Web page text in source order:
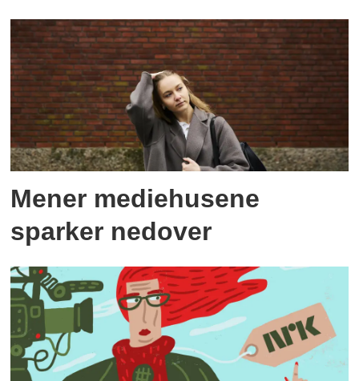
Mener mediehusene
sparker nedover